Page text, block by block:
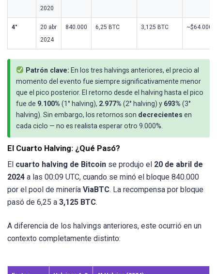
2020
4°
20 abr
2024
840.000 6,25 BTC 3,125 BTC ~$64.000
Patrón clave: En los tres halvings anteriores, el precio al
momento del evento fue siempre significativamente menor
que el pico posterior. El retorno desde el halving hasta el pico
fue de 9.100% (1° halving), 2.977% (2° halving) y 693% (3°
halving). Sin embargo, los retornos son decrecientes en
cada ciclo — no es realista esperar otro 9.000%.
El Cuarto Halving: ¿Qué Pasó?
El cuarto halving de Bitcoin se produjo el 20 de abril de
2024 a las 00:09 UTC, cuando se minó el bloque 840.000
por el pool de minería ViaBTC. La recompensa por bloque
pasó de 6,25 a 3,125 BTC.
A diferencia de los halvings anteriores, este ocurrió en un
contexto completamente distinto: